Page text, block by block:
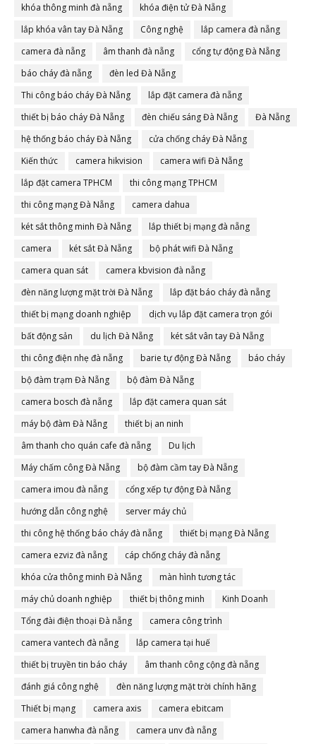
khóa thông minh đà nẵng
khóa điện tử Đà Nẵng
lắp khóa vân tay Đà Nẵng
Công nghệ
lắp camera đà nẵng
camera đà nẵng
âm thanh đà nẵng
cổng tự động Đà Nẵng
báo cháy đà nẵng
đèn led Đà Nẵng
Thi công báo cháy Đà Nẵng
lắp đặt camera đà nẵng
thiết bị báo cháy Đà Nẵng
đèn chiếu sáng Đà Nẵng
Đà Nẵng
hệ thống báo cháy Đà Nẵng
cửa chống cháy Đà Nẵng
Kiến thức
camera hikvision
camera wifi Đà Nẵng
lắp đặt camera TPHCM
thi công mạng TPHCM
thi công mạng Đà Nẵng
camera dahua
két sắt thông minh Đà Nẵng
lắp thiết bị mạng đà nẵng
camera
két sắt Đà Nẵng
bộ phát wifi Đà Nẵng
camera quan sát
camera kbvision đà nẵng
đèn năng lượng mặt trời Đà Nẵng
lắp đặt báo cháy đà nẵng
thiết bị mạng doanh nghiệp
dịch vụ lắp đặt camera trọn gói
bất động sản
du lịch Đà Nẵng
két sắt vân tay Đà Nẵng
thi công điện nhẹ đà nẵng
barie tự động Đà Nẵng
báo cháy
bộ đàm trạm Đà Nẵng
bộ đàm Đà Nẵng
camera bosch đà nẵng
lắp đặt camera quan sát
máy bộ đàm Đà Nẵng
thiết bị an ninh
âm thanh cho quán cafe đà nẵng
Du lịch
Máy chấm công Đà Nẵng
bộ đàm cầm tay Đà Nẵng
camera imou đà nẵng
cổng xếp tự động Đà Nẵng
hướng dẫn công nghệ
server máy chủ
thi công hệ thống báo cháy đà nẵng
thiết bị mạng Đà Nẵng
camera ezviz đà nẵng
cáp chống cháy đà nẵng
khóa cửa thông minh Đà Nẵng
màn hình tương tác
máy chủ doanh nghiệp
thiết bị thông minh
Kinh Doanh
Tổng đài điện thoại Đà nẵng
camera công trình
camera vantech đà nẵng
lắp camera tại huế
thiết bị truyền tin báo cháy
âm thanh công cộng đà nẵng
đánh giá công nghệ
đèn năng lượng mặt trời chính hãng
Thiết bị mạng
camera axis
camera ebitcam
camera hanwha đà nẵng
camera unv đà nẵng